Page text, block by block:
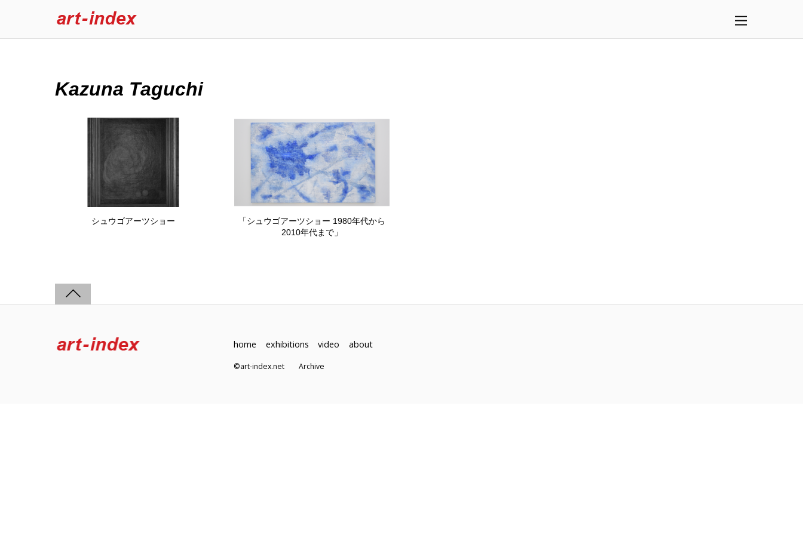
Kazuna Taguchi
シュウゴアーツショー
「シュウゴアーツショー 1980年代から
2010年代まで」
home exhibitions video about
©art-index.netArchive